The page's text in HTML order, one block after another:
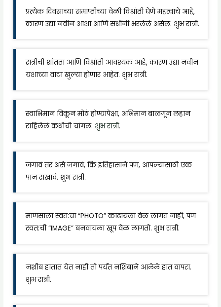
प्रत्येक दिवसाच्या समाप्तीच्या वेळी विश्रांती घेणे महत्वाचे आहे,
कारण उद्या नवीन आशा आणि संधींनी भरलेले असेल. शुभ रात्री.
रात्रीची शांतता आणि विश्रांती आवश्यक आहे, कारण उद्या नवीन
यशाच्या वाटा खुल्या होणार आहेत. शुभ रात्री.
स्वाभिमान विकून मोठं होण्यापेक्षा, अभिमान बाळगून लहान
राहिलेलं कधीची चांगल. शुभ रात्री.
जगावं तर असे जगावं, कि इतिहासाने पण, आपल्यासाठी एक
पान राखावं. शुभ रात्री.
माणसाला स्वत:चा “PHOTO” काढायला वेळ लागत नाही, पण
स्वत:ची “IMAGE” बनवायला खूप वेळ लागतो. शुभ रात्री.
नशीब हातात येत नाही तो पर्यंत नशिबाने आलेले हात वापरा.
शुभ रात्री.